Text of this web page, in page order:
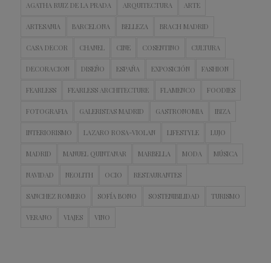
AGATHA RUIZ DE LA PRADA ARQUITECTURA ARTE
ARTESANIA BARCELONA BELLEZA BRACH MADRID
CASA DECOR CHANEL CINE COSENTINO CULTURA
DECORACION DISEÑO ESPAÑA EXPOSICIÓN FASHION
FEARLESS FEARLESS ARCHITECTURE FLAMENCO FOODIES
FOTOGRAFIA GALERISTAS MADRID GASTRONOMIA IBIZA
INTERIORISMO LAZARO ROSA-VIOLAN LIFESTYLE LUJO
MADRID MANUEL QUINTANAR MARBELLA MODA MÚSICA
NAVIDAD NEOLITH OCIO RESTAURANTES
SANCHEZ ROMERO SOFÍA BONO SOSTENIBILIDAD TURISMO
VERANO VIAJES VINO